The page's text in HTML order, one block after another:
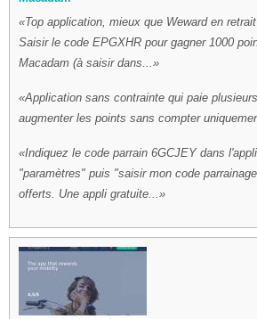
Top application, mieux que Weward en
Saisir le code EPGXHR pour gagner 1000
Macadam (à saisir dans...
Application sans contrainte qui paie
augmenter les points sans compter
Indiquez le code parrain 6GCJEY dans
"paramètres" puis "saisir mon code
offerts. Une appli gratuite...